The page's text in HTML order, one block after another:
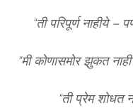
“ती परिपूर्ण नाहीये
“मी कोणासमोर झुकत
“ती प्रेम शोधत